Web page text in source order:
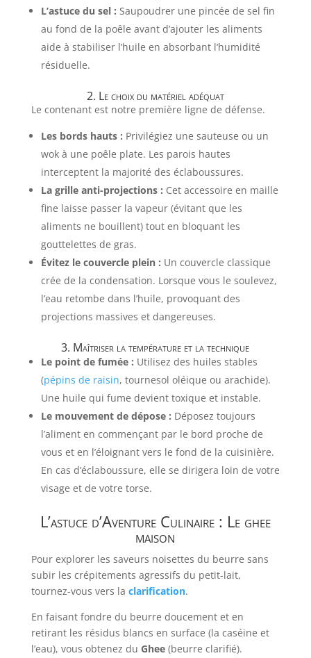
L’astuce du sel : Saupoudrer une pincée de sel fin
au fond de la poêle avant d’ajouter les aliments
aide à stabiliser l’huile en absorbant l’humidité
résiduelle.
2. Le choix du matériel adéquat
Le contenant est notre première ligne de défense.
Les bords hauts : Privilégiez une sauteuse ou un
wok à une poêle plate. Les parois hautes
interceptent la majorité des éclaboussures.
La grille anti-projections : Cet accessoire en maille
fine laisse passer la vapeur (évitant que les
aliments ne bouillent) tout en bloquant les
gouttelettes de gras.
Évitez le couvercle plein : Un couvercle classique
crée de la condensation. Lorsque vous le soulevez,
l’eau retombe dans l’huile, provoquant des
projections massives et dangereuses.
3. Maîtriser la température et la technique
Le point de fumée : Utilisez des huiles stables
(pépins de raisin, tournesol oléique ou arachide).
Une huile qui fume devient toxique et instable.
Le mouvement de dépose : Déposez toujours
l’aliment en commençant par le bord proche de
vous et en l’éloignant vers le fond de la cuisinière.
En cas d’éclaboussure, elle se dirigera loin de votre
visage et de votre torse.
L’astuce d’Aventure Culinaire : Le ghee
maison
Pour explorer les saveurs noisettes du beurre sans
subir les crépitements agressifs du petit-lait,
tournez-vous vers la clarification.
En faisant fondre du beurre doucement et en
retirant les résidus blancs en surface (la caséine et
l’eau), vous obtenez du Ghee(beurre clarifié).